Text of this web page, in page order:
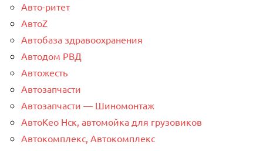
Авто-ритет
АвтоZ
Автобаза здравоохранения
Автодом РВД
Автожесть
Автозапчасти
Автозапчасти — Шиномонтаж
АвтоКео Нск, автомойка для грузовиков
Автокомплекс, Автокомплекс